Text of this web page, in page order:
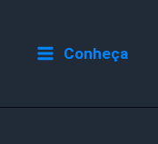
Conheça